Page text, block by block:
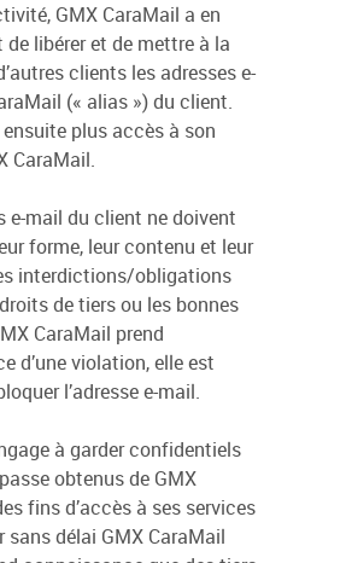
GMX CaraMail a en
libérer et de mettre à la
clients les adresses e-
(« alias ») du client.
ensuite plus accès à son
CaraMail.
e-mail du client ne doivent
forme, leur contenu et leur
interdictions/obligations
de tiers ou les bonnes
CaraMail prend
d’une violation, elle est
l’adresse e-mail.
à garder confidentiels
obtenus de GMX
fins d’accès à ses services
sans délai GMX CaraMail